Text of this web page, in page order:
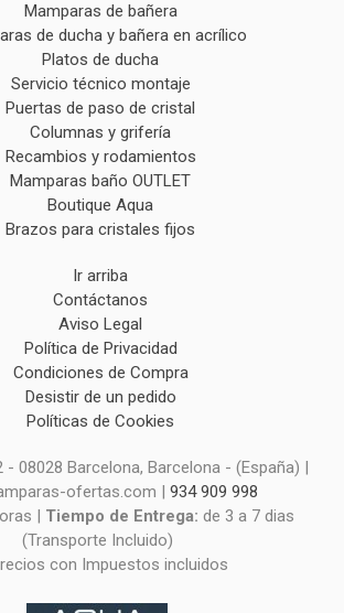
Mamparas de bañera
de ducha y bañera en acrílico
Platos de ducha
Servicio técnico montaje
Puertas de paso de cristal
Columnas y grifería
Recambios y rodamientos
Mamparas baño OUTLET
Boutique Aqua
Brazos para cristales fijos
Ir arriba
Contáctanos
Aviso Legal
Política de Privacidad
Condiciones de Compra
Desistir de un pedido
Políticas de Cookies
- 08028 Barcelona, Barcelona - (España) |
ofertas.com | 934 909 998
| Tiempo de Entrega: de 3 a 7 dias
(Transporte Incluido)
con Impuestos incluidos